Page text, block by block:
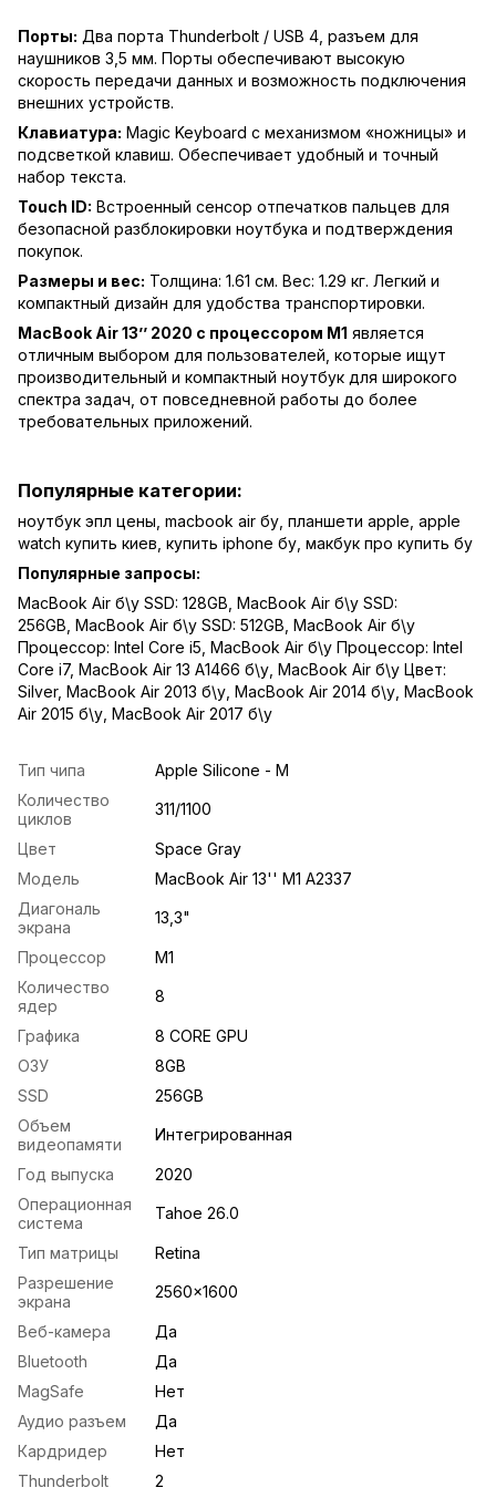
Порты: Два порта Thunderbolt / USB 4, разъем для
наушников 3,5 мм. Порты обеспечивают высокую
скорость передачи данных и возможность подключения
внешних устройств.
Клавиатура: Magic Keyboard с механизмом «ножницы» и
подсветкой клавиш. Обеспечивает удобный и точный
набор текста.
Touch ID: Встроенный сенсор отпечатков пальцев для
безопасной разблокировки ноутбука и подтверждения
покупок.
Размеры и вес: Толщина: 1.61 см. Вес: 1.29 кг. Легкий и
компактный дизайн для удобства транспортировки.
MacBook Air 13’’ 2020 с процессором M1 является
отличным выбором для пользователей, которые ищут
производительный и компактный ноутбук для широкого
спектра задач, от повседневной работы до более
требовательных приложений.
Популярные категории:
ноутбук эпл цены macbook air бу планшети apple apple
watch купить киев купить iphone бу макбук про купить бу
Популярные запросы:
MacBook Air б\у SSD: 128GB MacBook Air б\у SSD:
256GB MacBook Air б\у SSD: 512GB MacBook Air б\у
Процессор: Intel Core i5 MacBook Air б\у Процессор: Intel
Core i7, MacBook Air 13 A1466 б\у MacBook Air б\у Цвет:
Silver, MacBook Air 2013 б\у MacBook Air 2014 б\у MacBook
Air 2015 б\у MacBook Air 2017 б\у
Тип чипа
Apple Silicone - M
Количество
циклов
311/1100
Цвет
Space Gray
Модель
MacBook Air 13'' M1 A2337
Диагональ
экрана
13,3"
Процессор
M1
Количество
ядер
8
Графика
8 CORE GPU
ОЗУ
8GB
SSD
256GB
Объем
видеопамяти
Интегрированная
Год выпуска
2020
Операционная
система
Tahoe 26.0
Тип матрицы
Retina
Разрешение
экрана
2560x1600
Веб-камера
Да
Bluetooth
Да
MagSafe
Нет
Аудио разъем
Да
Кардридер
Нет
Thunderbolt
2